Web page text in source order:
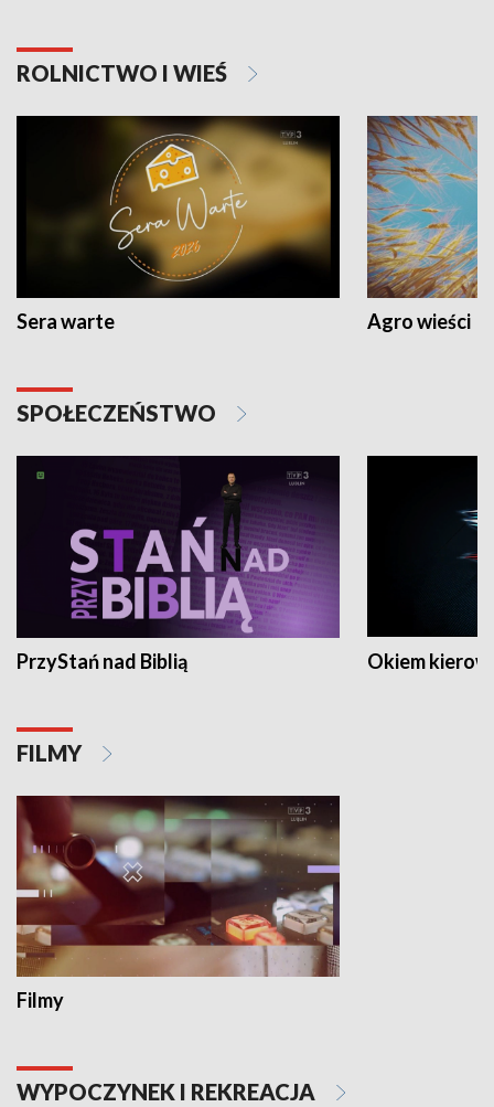
ROLNICTWO I WIEŚ
Sera warte Agro wieści
SPOŁECZEŃSTWO
PrzyStań nad Biblią Okiem
FILMY
Filmy
WYPOCZYNEK I REKREACJA